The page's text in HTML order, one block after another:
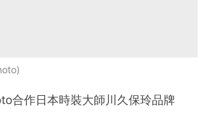
合作日本時裝大師川久保玲品牌